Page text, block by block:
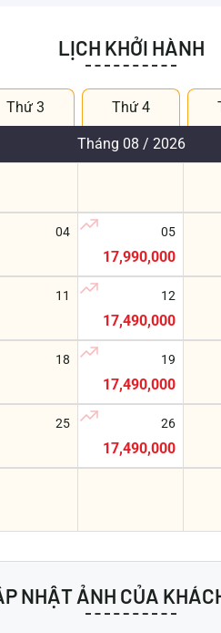
LỊCH KHỞI HÀNH
Thứ 3 Thứ 4
Tháng 08 / 2026
04 05
17,990,000
11 12
17,490,000
18 19
17,490,000
25 26
17,490,000
NHẬT ẢNH CỦA